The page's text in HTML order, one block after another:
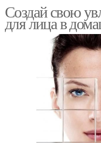
Создай свою
для лица в